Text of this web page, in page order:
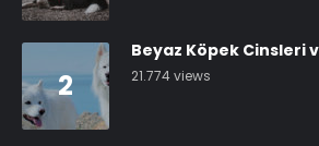
2
Beyaz Köpek Cinsleri
21.774 views